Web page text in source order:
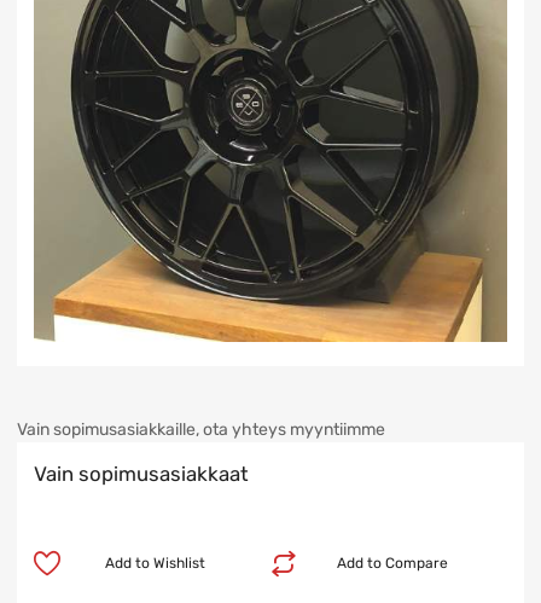
Vain sopimusasiakkaille, ota yhteys myyntiimme
Vain sopimusasiakkaat
Add to Compare
Add to Wishlist